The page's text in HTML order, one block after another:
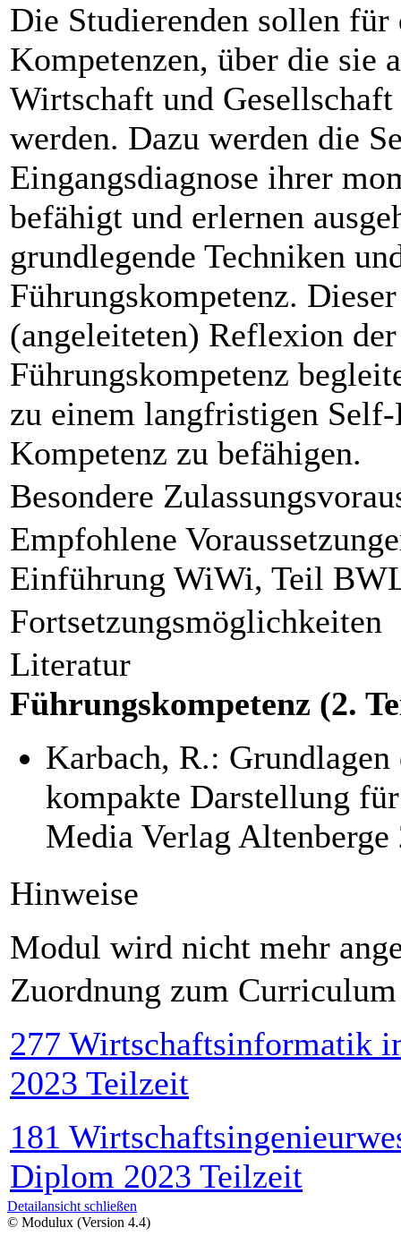
Die Studierenden sollen
Kompetenzen, über die sie
Wirtschaft und
werden. Dazu werden die
Eingangsdiagnose ihrer
befähigt und erlernen
grundlegende Techniken
Führungskompetenz.
(angeleiteten) Reflexion
Führungskompetenz
zu einem langfristigen
Kompetenz zu befähigen.
Besondere
Empfohlene
Einführung WiWi, Teil
Fortsetzungsmöglichkeiten
Literatur
Führungskompetenz (2.
Karbach, R.:
kompakte Darstellung
Media Verlag Altenberge
Hinweise
Modul wird nicht mehr
Zuordnung zum Curriculum
277 Wirtschaftsinformatik
2023 Teilzeit
181
Diplom 2023 Teilzeit
Detailansicht schließen
© Modulux (Version 4.4)